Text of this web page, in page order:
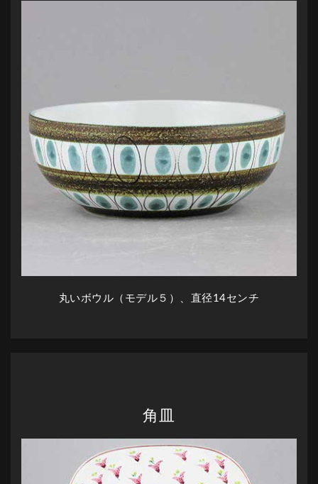
丸いボウル（モデル５）、直径14センチ
角皿